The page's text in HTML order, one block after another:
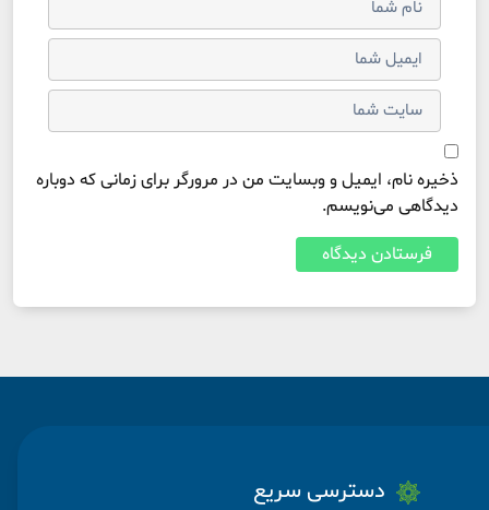
ذخیره نام، ایمیل و وبسایت من در مرورگر برای زمانی که دوباره
دیدگاهی می‌نویسم.
دسترسی سریع